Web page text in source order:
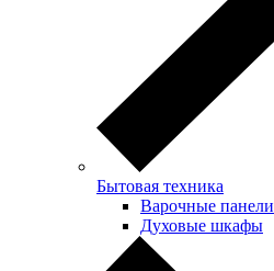
Бытовая техника
Варочные панели
Духовые шкафы